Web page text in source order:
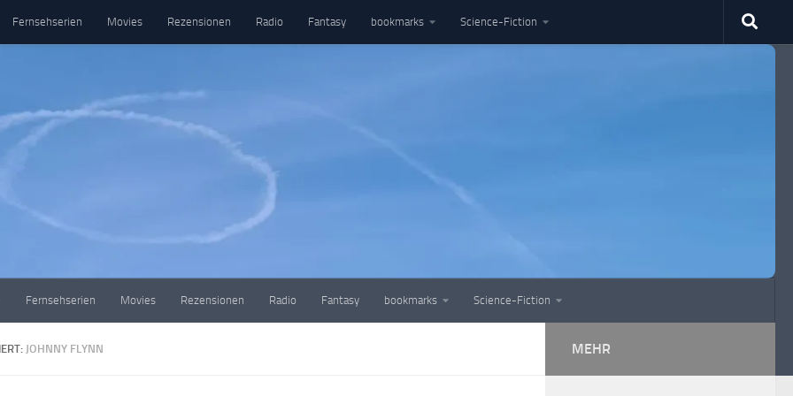
Fernsehserien Movies Rezensionen Radio Fantasy bookmarks Science-Fiction
Fernsehserien Movies Rezensionen Radio Fantasy bookmarks Science-Fiction
JOHNNY FLYNN MEHR